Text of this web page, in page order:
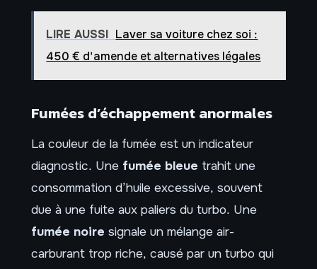
LIRE AUSSI Laver sa voiture chez soi :
450 € d'amende et alternatives légales
Fumées d’échappement anormales
La couleur de la fumée est un indicateur
diagnostic. Une fumée bleue trahit une
consommation d’huile excessive, souvent
due à une fuite aux paliers du turbo. Une
fumée noire signale un mélange air-
carburant trop riche, causé par un turbo qui